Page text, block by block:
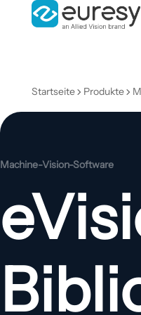
Startseite Produkte
Machine-Vision-Software